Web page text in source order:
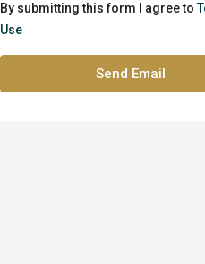
By submitting this form I agree to
Use
Send Email